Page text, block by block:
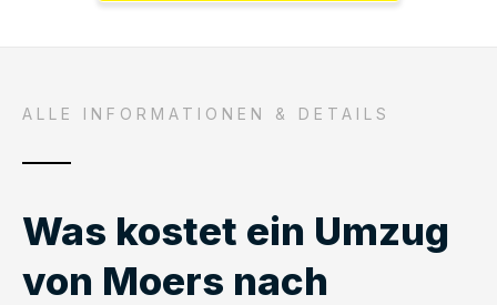
ALLE INFORMATIONEN & DETAILS
Was kostet ein Umzug
von Moers nach